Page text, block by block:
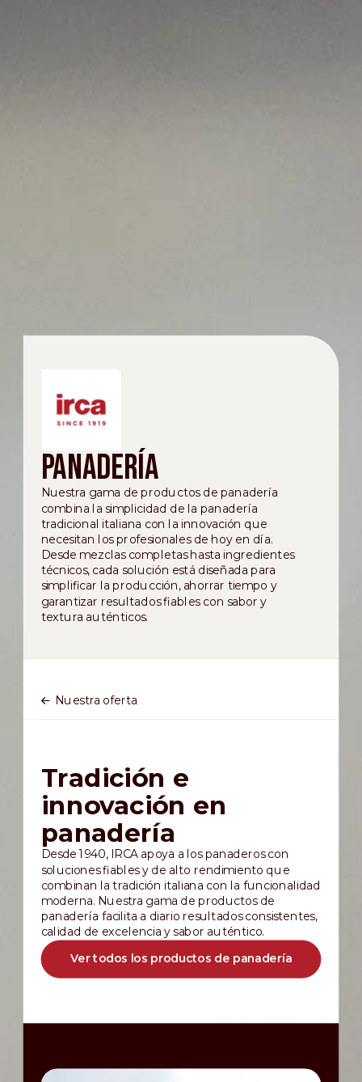
Panadería
Nuestra gama de productos de panadería
combina la simplicidad de la panadería
tradicional italiana con la innovación que
necesitan los profesionales de hoy en día.
Desde mezclas completas hasta ingredientes
técnicos, cada solución está diseñada para
simplificar la producción, ahorrar tiempo y
garantizar resultados fiables con sabor y
textura auténticos.
Nuestra oferta
Tradición e
innovación en
panadería
Desde 1940, IRCA apoya a los panaderos con
soluciones fiables y de alto rendimiento que
combinan la tradición italiana con la funcionalidad
moderna. Nuestra gama de productos de
panadería facilita a diario resultados consistentes,
calidad de excelencia y sabor auténtico.
Ver todos los productos de panadería